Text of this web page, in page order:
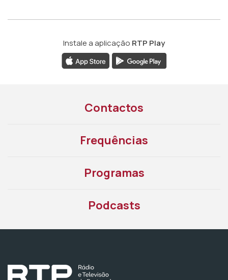
Instale a aplicação RTP Play
Contactos
Frequências
Programas
Podcasts